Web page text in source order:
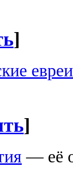
]
евреи
]
— её